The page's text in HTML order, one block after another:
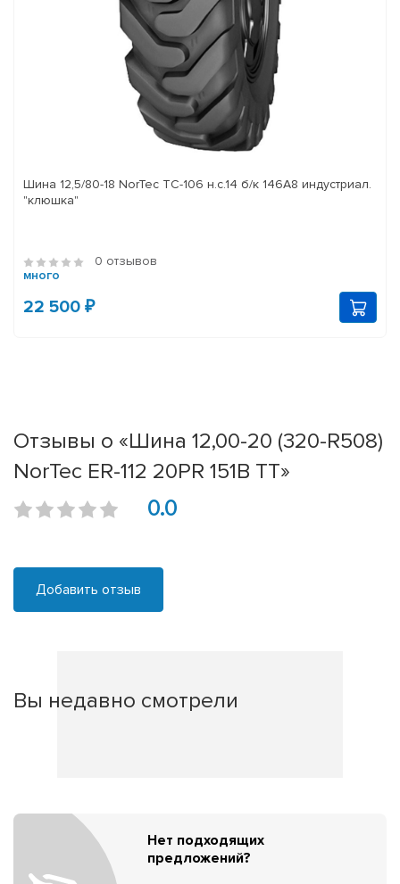
Шина 12,5/80-18 NorTec TC-106 н.с.14 б/к 146A8 индустриал.
"клюшка"
0 отзывов
много
22 500 ₽
Отзывы о «Шина 12,00-20 (320-R508)
NorTec ER-112 20PR 151B TT»
0.0
Добавить отзыв
Вы недавно смотрели
Нет подходящих
предложений?